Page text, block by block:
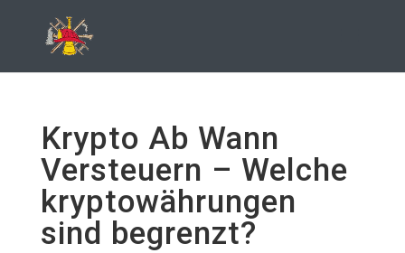
Krypto Ab Wann
Versteuern – Welche
kryptowährungen
sind begrenzt?